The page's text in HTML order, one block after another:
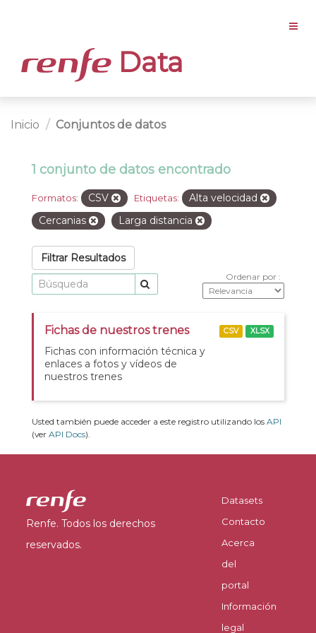
Data
Inicio Conjuntos de datos
1 conjunto de datos encontrado
Formatos: CSV Etiquetas:
Alta velocidad
Cercanias
Larga distancia
Filtrar Resultados
Ordenar por
Fichas de nuestros trenes
Fichas con información técnica y
enlaces a fotos y vídeos de
nuestros trenes
CSV XLSX
Usted también puede acceder a este registro utilizando los API
(ver API Docs).
Renfe. Todos los derechos
reservados.
Datasets
Contacto
Acerca
del
portal
Información
legal